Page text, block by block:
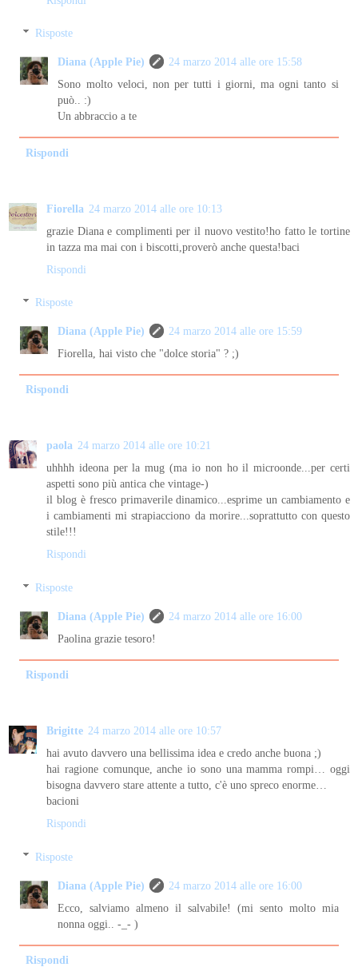
Risposte
Diana (Apple Pie)
24 marzo 2014 alle ore 15:58
Sono molto veloci, non per tutti i giorni, ma ogni tanto si
può.. :)
Un abbraccio a te
Rispondi
Fiorella 24 marzo 2014 alle ore 10:13
grazie Diana e complimenti per il nuovo vestito!ho fatto le tortine
in tazza ma mai con i biscotti,proverò anche questa!baci
Rispondi
Risposte
Diana (Apple Pie)
24 marzo 2014 alle ore 15:59
Fiorella, hai visto che "dolce storia" ? ;)
Rispondi
paola 24 marzo 2014 alle ore 10:21
uhhhh ideona per la mug (ma io non ho il microonde...per certi
aspetti sono più antica che vintage-)
il blog è fresco primaverile dinamico...esprime un cambiamento e
i cambiamenti mi strapiacciono da morire...soprattutto con questo
stile!!!
Rispondi
Risposte
Diana (Apple Pie)
24 marzo 2014 alle ore 16:00
Paolina grazie tesoro!
Rispondi
Brigitte 24 marzo 2014 alle ore 10:57
hai avuto davvero una bellissima idea e credo anche buona ;)
hai ragione comunque, anche io sono una mamma rompi… oggi
bisogna davvero stare attente a tutto, c'è uno spreco enorme…
bacioni
Rispondi
Risposte
Diana (Apple Pie)
24 marzo 2014 alle ore 16:00
Ecco, salviamo almeno il salvabile! (mi sento molto mia
nonna oggi.. -_- )
Rispondi